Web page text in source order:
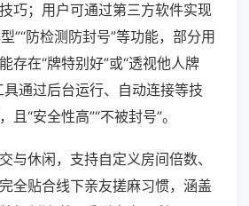
巧；用户可通过第三方软件实现
”“防检测防封号”等功能，部分用
存在“牌特别好”或“透视他人牌
具通过后台运行、自动连接等技
“安全性高”“不被封号”。
与休闲，支持自定义房间倍数、
全贴合线下亲友搓麻习惯，涵盖